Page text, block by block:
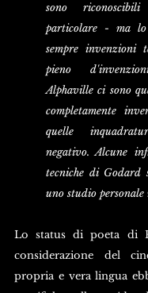
sono
particolare - ma
sempre invenzioni
pieno
Alphaville ci sono
completamente
quelle
negativo. Alcune
tecniche di
uno studio personale
Lo status di poeta di
considerazione del
propria e vera lingua